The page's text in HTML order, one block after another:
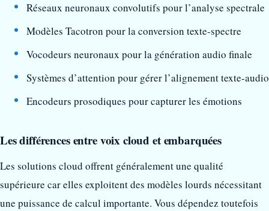
Réseaux neuronaux convolutifs pour l’analyse spectrale
Modèles Tacotron pour la conversion texte-spectre
Vocodeurs neuronaux pour la génération audio finale
Systèmes d’attention pour gérer l’alignement texte-audio
Encodeurs prosodiques pour capturer les émotions
Les différences entre voix cloud et embarquées
Les solutions cloud offrent généralement une qualité
supérieure car elles exploitent des modèles lourds nécessitant
une puissance de calcul importante. Vous dépendez toutefois